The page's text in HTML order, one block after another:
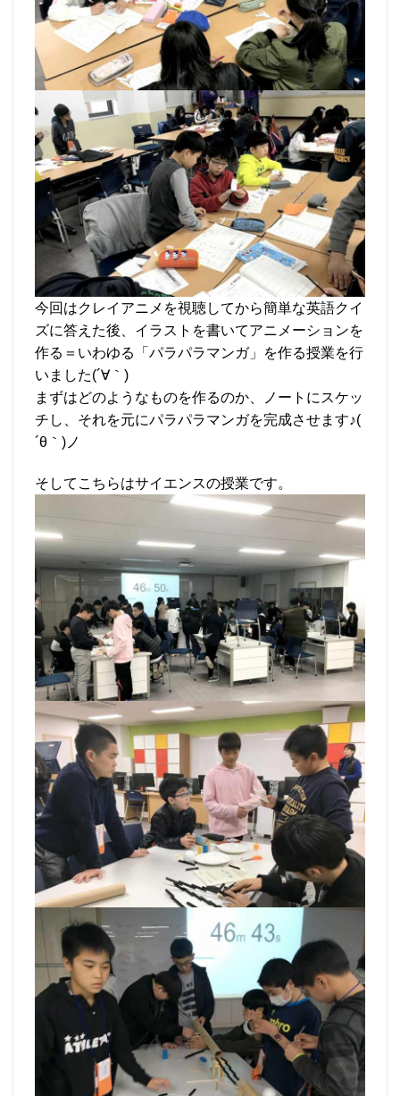
今回はクレイアニメを視聴してから簡単な英語クイ
ズに答えた後、イラストを書いてアニメーションを
作る＝いわゆる「パラパラマンガ」を作る授業を行
いました(´∀｀)
まずはどのようなものを作るのか、ノートにスケッ
チし、それを元にパラパラマンガを完成させます♪(
´θ｀)ノ
そしてこちらはサイエンスの授業です。